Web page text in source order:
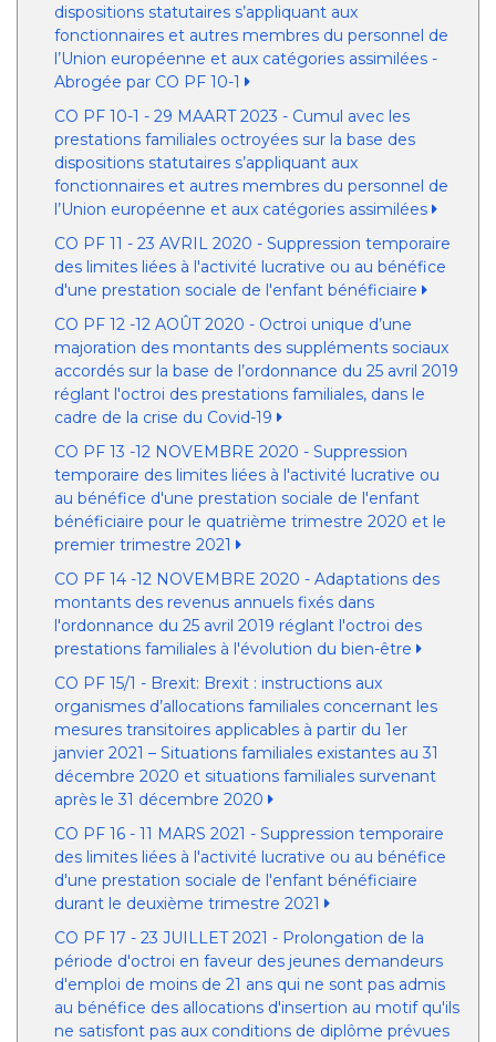
dispositions statutaires s’appliquant aux
fonctionnaires et autres membres du personnel de
l’Union européenne et aux catégories assimilées -
Abrogée par CO PF 10-1
CO PF 10-1 - 29 MAART 2023 - Cumul avec les
prestations familiales octroyées sur la base des
dispositions statutaires s’appliquant aux
fonctionnaires et autres membres du personnel de
l’Union européenne et aux catégories assimilées
CO PF 11 - 23 AVRIL 2020 - Suppression temporaire
des limites liées à l'activité lucrative ou au bénéfice
d'une prestation sociale de l'enfant bénéficiaire
CO PF 12 -12 AOÛT 2020 - Octroi unique d’une
majoration des montants des suppléments sociaux
accordés sur la base de l’ordonnance du 25 avril 2019
réglant l'octroi des prestations familiales, dans le
cadre de la crise du Covid-19
CO PF 13 -12 NOVEMBRE 2020 - Suppression
temporaire des limites liées à l'activité lucrative ou
au bénéfice d'une prestation sociale de l'enfant
bénéficiaire pour le quatrième trimestre 2020 et le
premier trimestre 2021
CO PF 14 -12 NOVEMBRE 2020 - Adaptations des
montants des revenus annuels fixés dans
l'ordonnance du 25 avril 2019 réglant l'octroi des
prestations familiales à l'évolution du bien-être
CO PF 15/1 - Brexit: Brexit : instructions aux
organismes d’allocations familiales concernant les
mesures transitoires applicables à partir du 1er
janvier 2021 – Situations familiales existantes au 31
décembre 2020 et situations familiales survenant
après le 31 décembre 2020
CO PF 16 - 11 MARS 2021 - Suppression temporaire
des limites liées à l'activité lucrative ou au bénéfice
d'une prestation sociale de l'enfant bénéficiaire
durant le deuxième trimestre 2021
CO PF 17 - 23 JUILLET 2021 - Prolongation de la
période d'octroi en faveur des jeunes demandeurs
d'emploi de moins de 21 ans qui ne sont pas admis
au bénéfice des allocations d'insertion au motif qu'ils
ne satisfont pas aux conditions de diplôme prévues